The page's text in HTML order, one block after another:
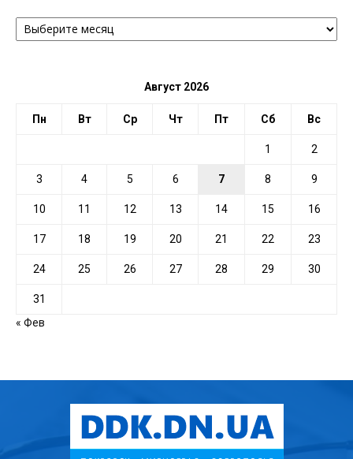
АРХИВ
ПО
Август 2026
Пн Вт Ср Чт Пт Сб Вс
1 2
3 4 5 6 7 8 9
10 11 12 13 14 15 16
17 18 19 20 21 22 23
24 25 26 27 28 29 30
31
« Фев